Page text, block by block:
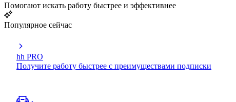
Помогают искать работу быстрее и эффективнее
Популярное сейчас
hh PRO
Получите работу быстрее с преимуществами подписки